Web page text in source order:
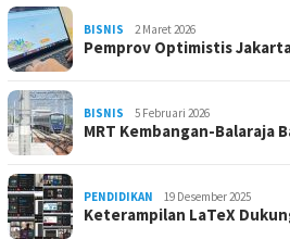
BISNIS 2 Maret 2026
Pemprov Optimistis
BISNIS 5 Februari 2026
MRT Kembangan-Balaraja
PENDIDIKAN 19 Desember 2025
Keterampilan LaTeX